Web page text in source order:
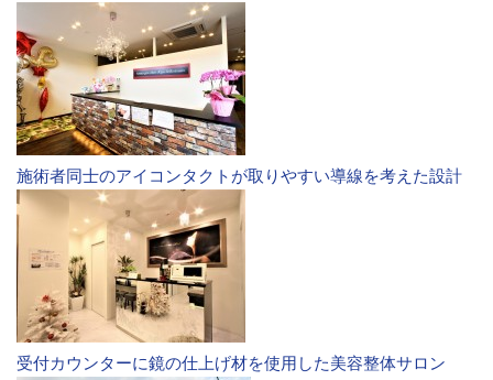
施術者同士のアイコンタクトが取りやすい導線を考えた設計
受付カウンターに鏡の仕上げ材を使用した美容整体サロン